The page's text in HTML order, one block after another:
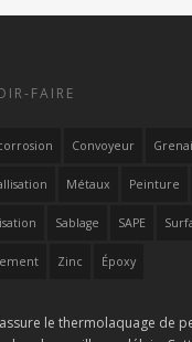
FAIRE
Convoyeur
Métaux Peinture
Sablage SAPE
Zinc Époxy
assure le thermolaquage de